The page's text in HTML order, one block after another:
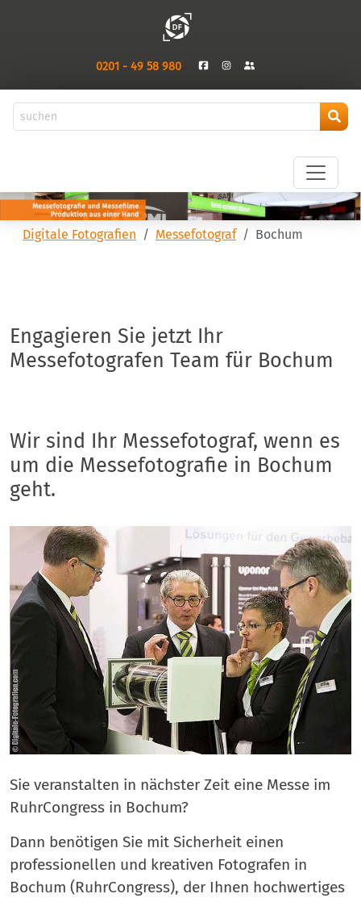
0201 - 49 58 980
Digitale Fotografien Messefotograf Bochum
Engagieren Sie jetzt Ihr
Messefotografen Team für Bochum
Wir sind Ihr Messefotograf, wenn es
um die Messefotografie in Bochum
geht.
Sie veranstalten in nächster Zeit eine Messe im
RuhrCongress in Bochum?
Dann benötigen Sie mit Sicherheit einen
professionellen und kreativen Fotografen in
Bochum (RuhrCongress), der Ihnen hochwertiges